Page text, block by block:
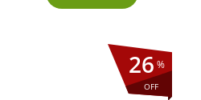
%
OFF
26